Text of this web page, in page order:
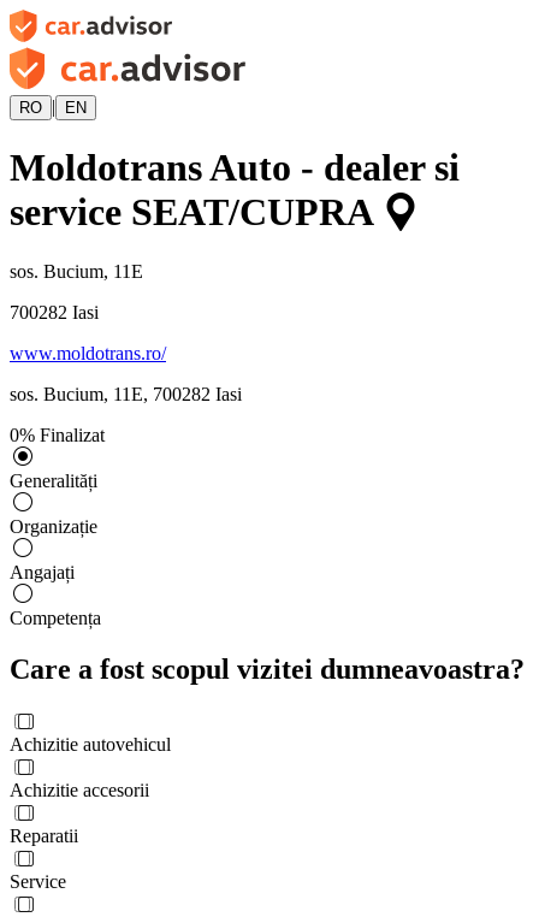
RO | EN
Moldotrans Auto - dealer si
service SEAT/CUPRA
sos. Bucium, 11E
700282 Iasi
www.moldotrans.ro/
sos. Bucium, 11E, 700282 Iasi
0% Finalizat
Generalități
Organizație
Angajați
Competența
Care a fost scopul vizitei dumneavoastra?
Achizitie autovehicul
Achizitie accesorii
Reparatii
Service